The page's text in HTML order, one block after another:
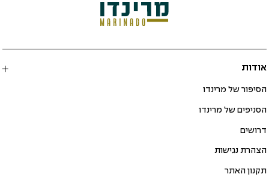
אודות
הסיפור של מרינדו
הסניפים של מרינדו
דרושים
הצהרת נגישות
תקנון האתר